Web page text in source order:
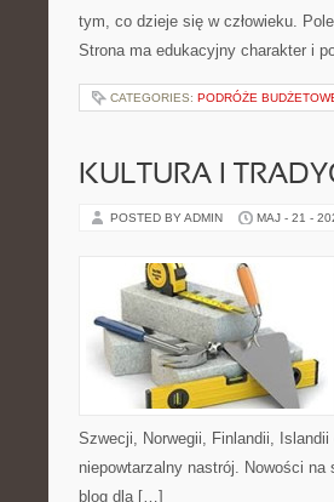
tym, co dzieje się w człowieku.
Strona ma edukacyjny charakter i
CATEGORIES: PODRÓŻE
KULTURA I
POSTED BY ADMIN MAJ - 21 -
Szwecji, Norwegii, Finlandii,
niepowtarzalny nastrój. Nowości
blog dla […]